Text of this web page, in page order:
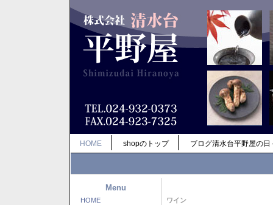
HOME shopのトップ ブログ清水台平野屋の日
Menu
HOME ワイン